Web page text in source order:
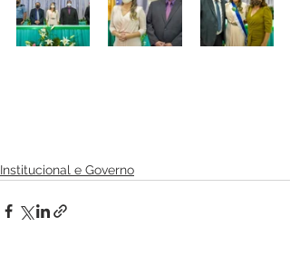
Institucional e Governo